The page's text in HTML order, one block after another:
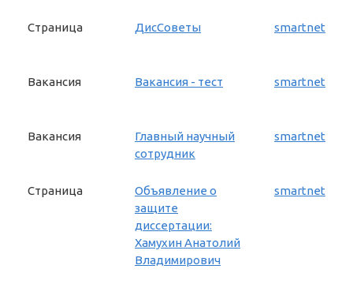
Страница ДисСоветы smartnet
Вакансия Вакансия - тест smartnet
Вакансия
Главный научный
сотрудник
smartnet
Страница
Объявление о
защите
диссертации:
Хамухин Анатолий
Владимирович
smartnet